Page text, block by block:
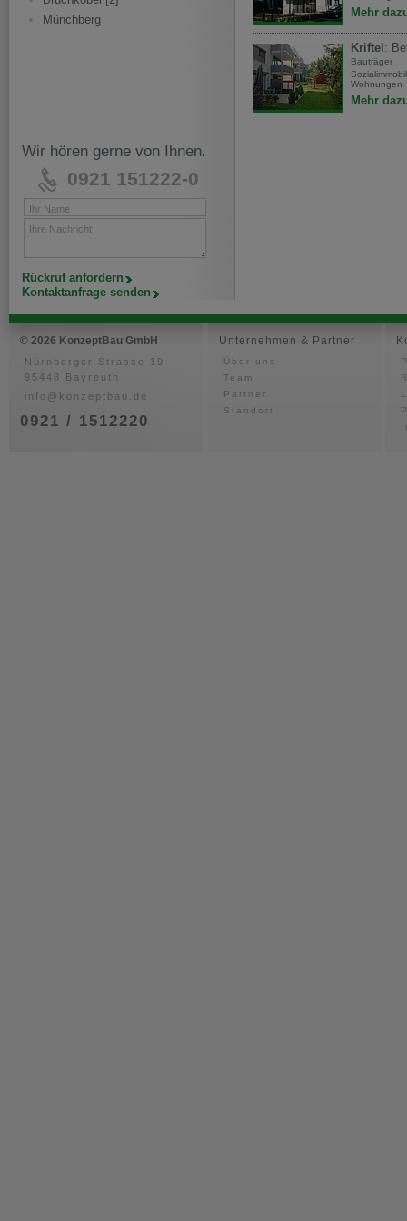
Münchberg
Wir hören gerne von Ihnen.
0921 151222-0
Ihr Name
Ihre Nachricht
Rückruf anfordern
Kontaktanfrage senden
Mehr
Kriftel :
Bauträger
Wohnungen
Mehr
© 2026 KonzeptBau GmbH
Nürnberger Strasse 19
95448 Bayreuth
info@konzeptbau.de
0921 / 1512220
Unternehmen & Partner
Über uns
Team
Partner
Standort